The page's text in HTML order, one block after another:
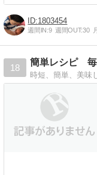
1803454
週間IN:9 週間OUT:30
18
簡単レシピ 毎